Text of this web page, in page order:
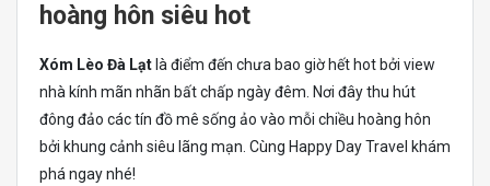
hoàng hôn siêu hot
Xóm Lèo Đà Lạt là điểm đến chưa bao giờ hết hot bởi view
nhà kính mãn nhãn bất chấp ngày đêm. Nơi đây thu hút
đông đảo các tín đồ mê sống ảo vào mỗi chiều hoàng hôn
bởi khung cảnh siêu lãng mạn. Cùng Happy Day Travel khám
phá ngay nhé!